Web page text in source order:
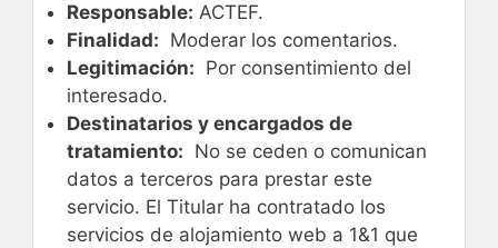
Responsable: ACTEF.
Finalidad: Moderar los comentarios.
Legitimación: Por consentimiento del
interesado.
Destinatarios y encargados de
tratamiento: No se ceden o comunican
datos a terceros para prestar este
servicio. El Titular ha contratado los
servicios de alojamiento web a 1&1 que